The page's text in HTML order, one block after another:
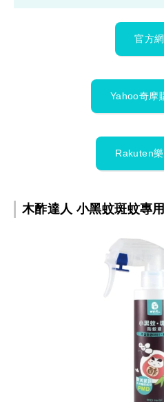
官方
Yahoo奇摩
Rakuten
木酢達人 小黑蚊斑蚊專